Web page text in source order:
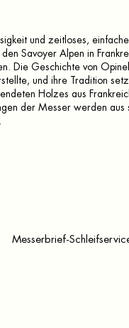
und zeitloses,
Savoyer Alpen in
Die Geschichte von
und ihre Tradition
Holzes aus
der Messer werden aus
Messerbrief-